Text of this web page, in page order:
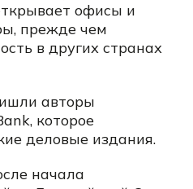
офисы и
прежде чем
в других странах
авторы
которое
деловые издания.
начала